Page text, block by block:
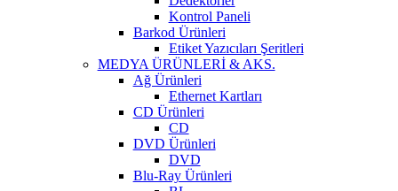
Kontrol Paneli
Barkod Ürünleri
Etiket Yazıcıları Şeritleri
MEDYA ÜRÜNLERİ & AKS.
Ağ Ürünleri
Ethernet Kartları
CD Ürünleri
CD
DVD Ürünleri
DVD
Blu-Ray Ürünleri